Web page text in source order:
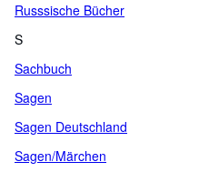
Russsische Bücher
S
Sachbuch
Sagen
Sagen Deutschland
Sagen/Märchen